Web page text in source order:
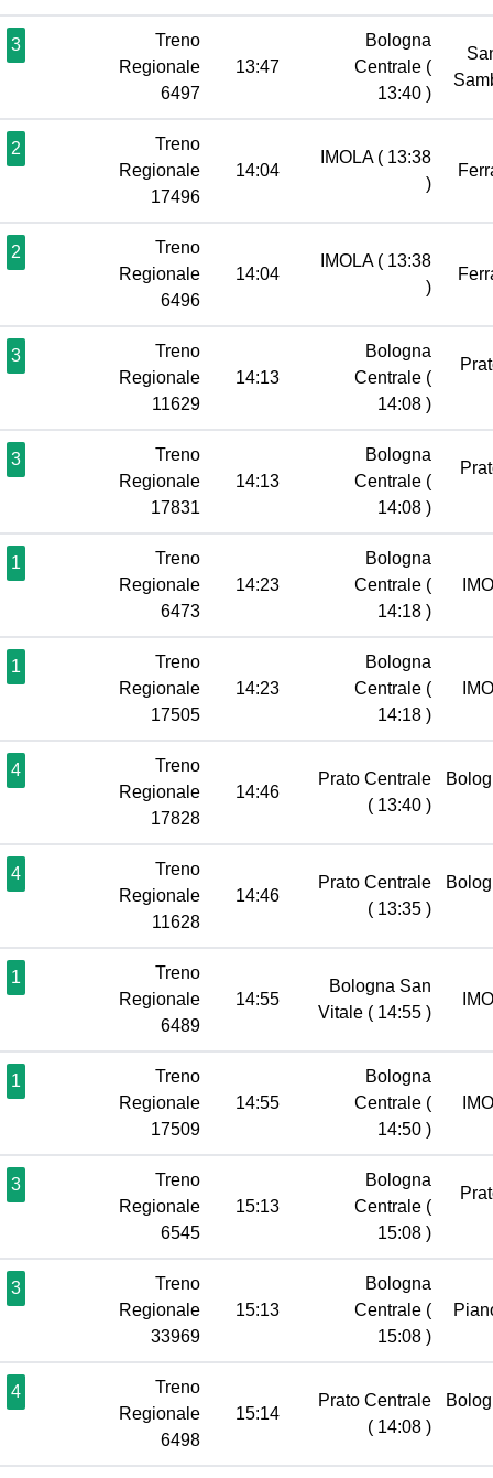
3
Treno
Regionale
6497
13:47
Bologna
Centrale (
13:40 )
2
Treno
Regionale
17496
14:04
IMOLA ( 13:38
)
2
Treno
Regionale
6496
14:04
IMOLA ( 13:38
)
3
Treno
Regionale
11629
14:13
Bologna
Centrale (
14:08 )
3
Treno
Regionale
17831
14:13
Bologna
Centrale (
14:08 )
1
Treno
Regionale
6473
14:23
Bologna
Centrale (
14:18 )
1
Treno
Regionale
17505
14:23
Bologna
Centrale (
14:18 )
4
Treno
Regionale
17828
14:46
Prato Centrale
( 13:40 )
4
Treno
Regionale
11628
14:46
Prato Centrale
( 13:35 )
1
Treno
Regionale
6489
14:55
Bologna San
Vitale ( 14:55 )
1
Treno
Regionale
17509
14:55
Bologna
Centrale (
14:50 )
3
Treno
Regionale
6545
15:13
Bologna
Centrale (
15:08 )
3
Treno
Regionale
33969
15:13
Bologna
Centrale (
15:08 )
4
Treno
Regionale
6498
15:14
Prato Centrale
( 14:08 )